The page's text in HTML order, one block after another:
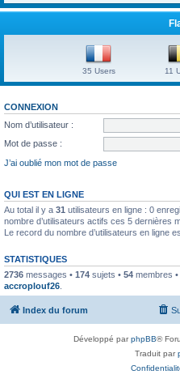
35 Users 11
CONNEXION
Nom d’utilisateur :
Mot de passe :
J’ai oublié mon mot de passe
QUI EST EN LIGNE
Au total il y a 31 utilisateurs en ligne : 0
nombre d’utilisateurs actifs ces 5 dernières
Le record du nombre d’utilisateurs en ligne
STATISTIQUES
2736 messages • 174 sujets • 54 membres
accroplouf26
Index du forum
Développé parphpBB®
Traduit par